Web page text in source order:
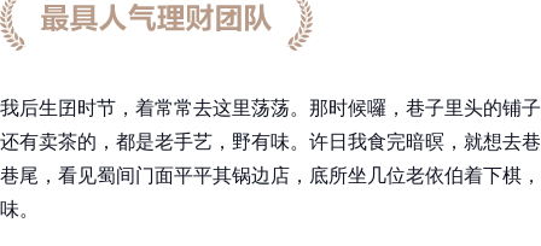
我后生囝时节，着常常去这里荡荡。那时候囉，巷子里头的铺
还有卖茶的，都是老手艺，野有味。许日我食完暗暝，就想去
巷尾，看见蜀间门面平平其锅边店，底所坐几位老依伯着下棋
味。